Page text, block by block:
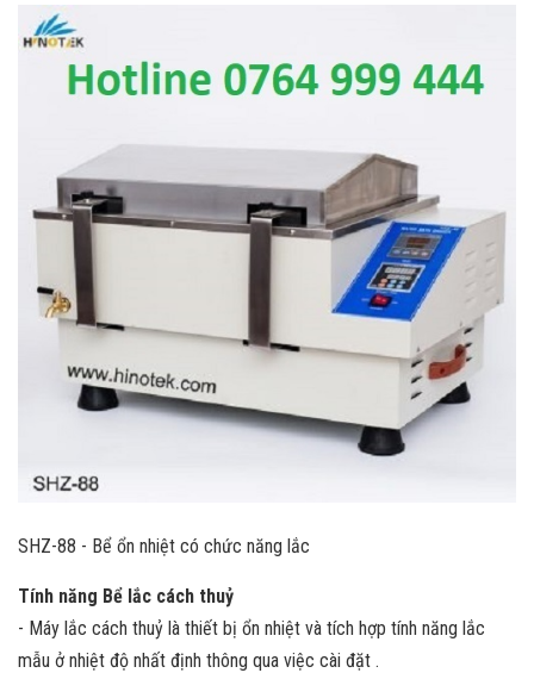
SHZ-88 - Bể ổn nhiệt có chức năng lắc
Tính năng Bể lắc cách thuỷ
- Máy lắc cách thuỷ là thiết bị ổn nhiệt và tích hợp tính năng lắc
mẫu ở nhiệt độ nhất định thông qua việc cài đặt .